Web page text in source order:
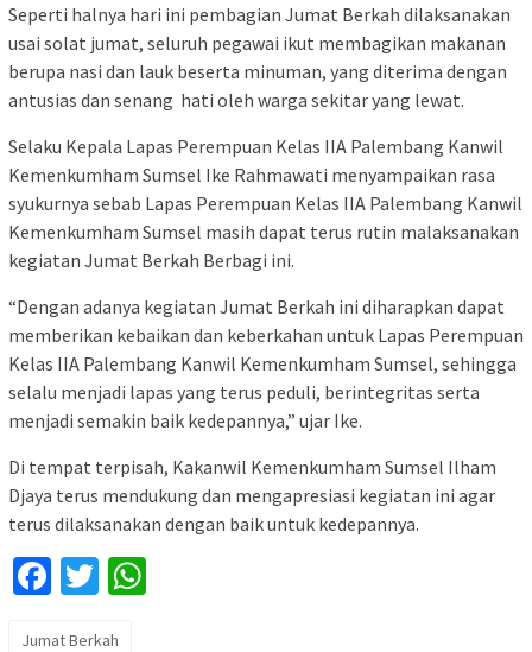
Seperti halnya hari ini pembagian Jumat Berkah dilaksanakan
usai solat jumat, seluruh pegawai ikut membagikan makanan
berupa nasi dan lauk beserta minuman, yang diterima dengan
antusias dan senang hati oleh warga sekitar yang lewat.
Selaku Kepala Lapas Perempuan Kelas IIA Palembang Kanwil
Kemenkumham Sumsel Ike Rahmawati menyampaikan rasa
syukurnya sebab Lapas Perempuan Kelas IIA Palembang Kanwil
Kemenkumham Sumsel masih dapat terus rutin malaksanakan
kegiatan Jumat Berkah Berbagi ini.
“Dengan adanya kegiatan Jumat Berkah ini diharapkan dapat
memberikan kebaikan dan keberkahan untuk Lapas Perempuan
Kelas IIA Palembang Kanwil Kemenkumham Sumsel, sehingga
selalu menjadi lapas yang terus peduli, berintegritas serta
menjadi semakin baik kedepannya,” ujar Ike.
Di tempat terpisah, Kakanwil Kemenkumham Sumsel Ilham
Djaya terus mendukung dan mengapresiasi kegiatan ini agar
terus dilaksanakan dengan baik untuk kedepannya.
Facebook
Twitter
Jumat Berkah